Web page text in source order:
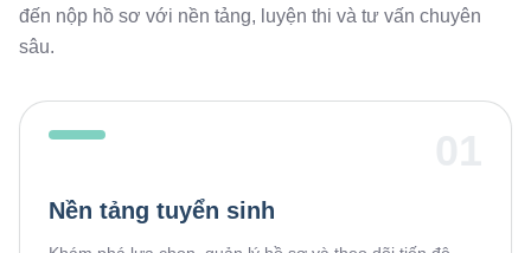
đến nộp hồ sơ với nền tảng, luyện thi và tư vấn chuyên
sâu.
Nền tảng tuyển sinh